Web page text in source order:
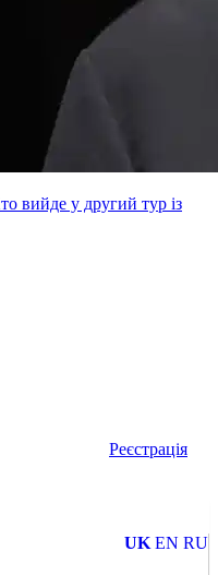
вийде у другий тур із
Реєстрація
UK EN RU